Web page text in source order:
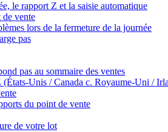
le rapport Z et la saisie automatique
de vente
lors de la fermeture de la journée
pas
pas au sommaire des ventes
Unis / Canada c. Royaume-Uni /
du point de vente
de votre lot